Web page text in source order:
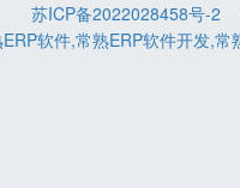
苏ICP备2022028458号-2